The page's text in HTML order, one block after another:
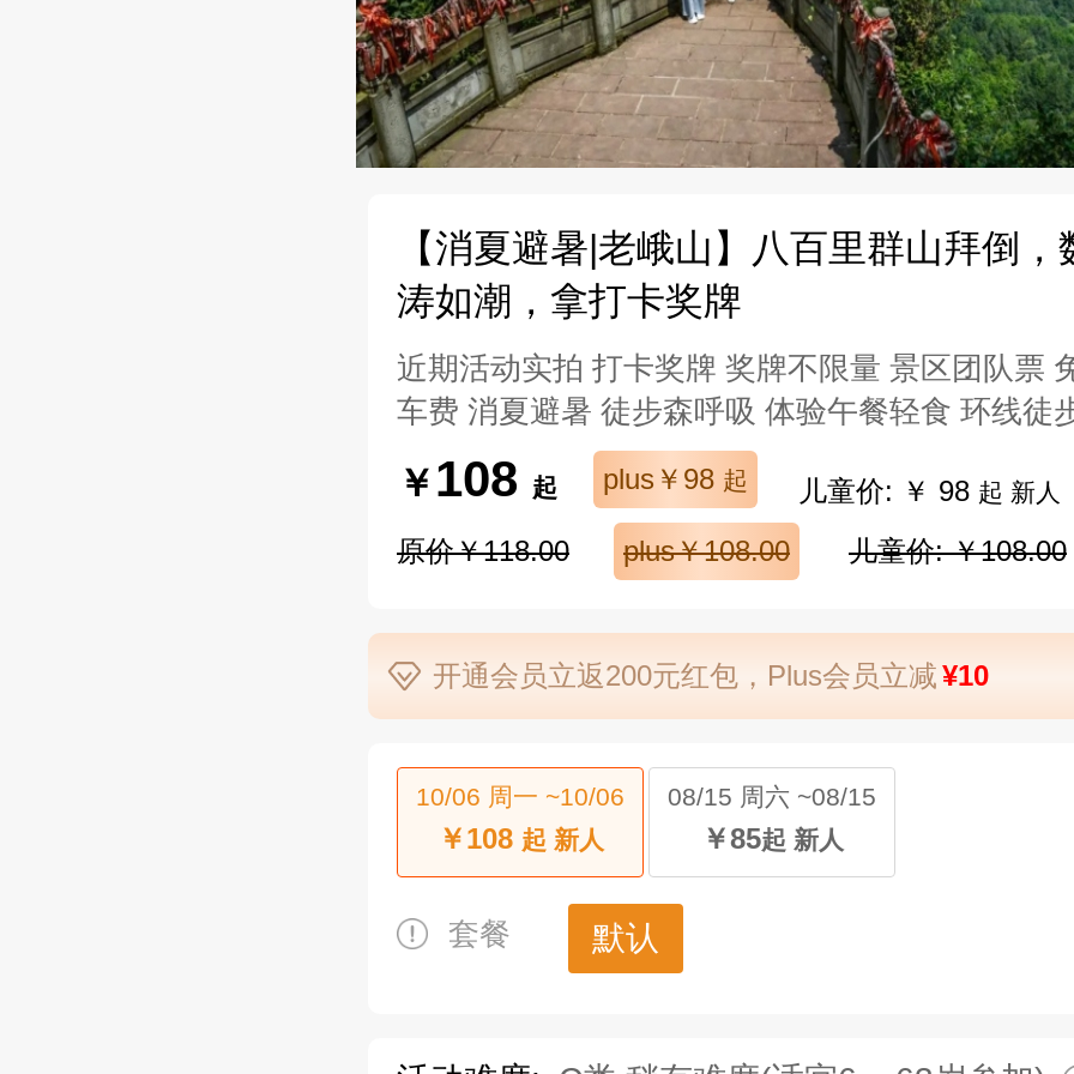
【消夏避暑|老峨山】八百里群山拜倒，
涛如潮，拿打卡奖牌
近期活动实拍 打卡奖牌 奖牌不限量 景区团队票
车费 消夏避暑 徒步森呼吸 体验午餐轻食 环线徒
￥108 起 plus￥98 起 儿童价: ￥ 98 起 新人
原价￥118.00 plus￥108.00 儿童价: ￥108.00
开通会员立返200元红包，Plus会员立减¥10
10/06 周一 ~10/06
￥108 起 新人
08/15 周六 ~08/15
￥85起 新人
套餐 默认